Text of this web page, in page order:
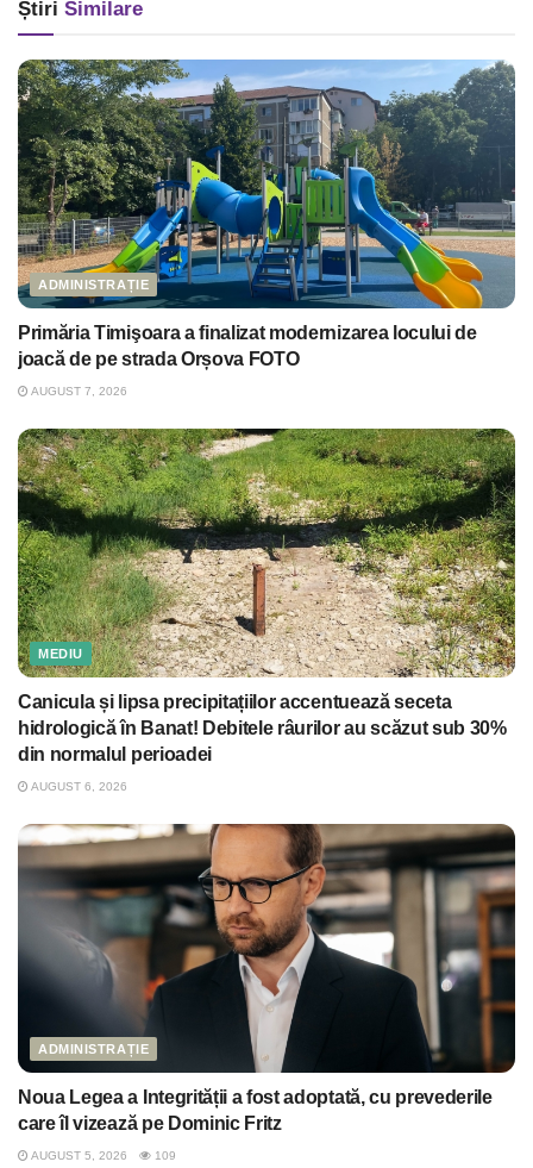
Știri Similare
ADMINISTRAȚIE
Primăria Timişoara a finalizat modernizarea locului de
joacă de pe strada Orșova FOTO
AUGUST 7, 2026
MEDIU
Canicula și lipsa precipitațiilor accentuează seceta
hidrologică în Banat! Debitele râurilor au scăzut sub 30%
din normalul perioadei
AUGUST 6, 2026
ADMINISTRAȚIE
Noua Legea a Integrității a fost adoptată, cu prevederile
care îl vizează pe Dominic Fritz
AUGUST 5, 2026 109